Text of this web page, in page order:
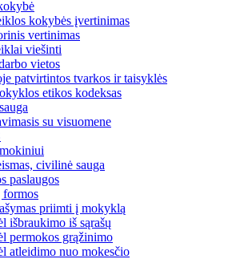
kokybės įvertinimas
vertinimas
viešinti
vietos
patvirtintos tvarkos ir taisyklės
etikos kodeksas
su visuomene
civilinė sauga
paslaugos
formos
priimti į mokyklą
išbraukimo iš sąrašų
permokos grąžinimo
atleidimo nuo mokesčio